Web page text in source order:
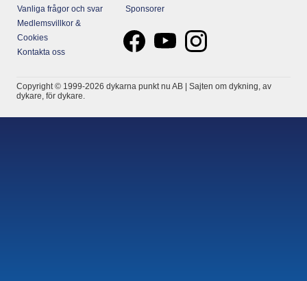
Vanliga frågor och svar
Medlemsvillkor &
Cookies
Kontakta oss
Sponsorer
Copyright © 1999-2026 dykarna punkt nu AB | Sajten om dykning, av
dykare, för dykare.